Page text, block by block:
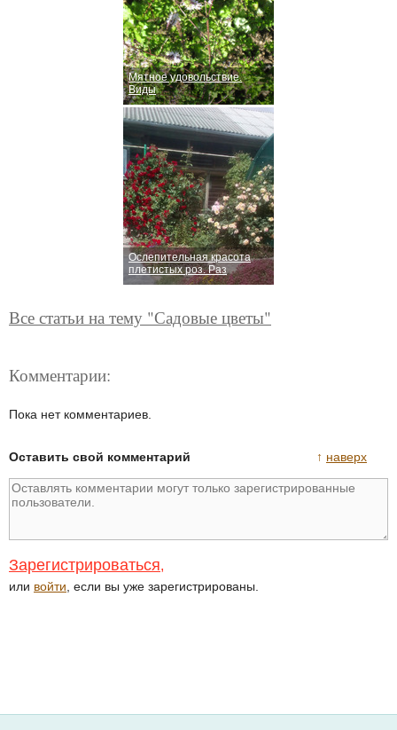
Мятное удовольствие.
Виды
Ослепительная красота
плетистых роз. Раз
Все статьи на тему "Садовые цветы"
Комментарии:
Пока нет комментариев.
↑ наверх
Оставить свой комментарий
Зарегистрироваться,
или войти , если вы уже зарегистрированы.